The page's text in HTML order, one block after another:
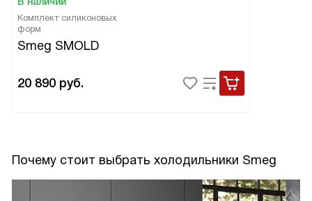
Комплект силиконовых
форм
Smeg SMOLD
20 890 руб.
Почему стоит выбрать холодильники Smeg